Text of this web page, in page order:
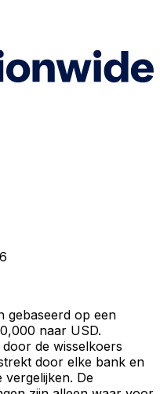
gebaseerd op een
naar USD.
de wisselkoers
door elke bank en
vergelijken. De